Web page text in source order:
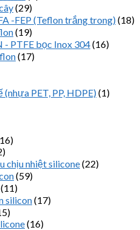
(29)
-FEP (Teflon trắng trong)(18)
(19)
- PTFE bọc Inox 304(16)
(17)
(nhựa PET, PP, HDPE)(1)
chịu nhiệt silicone(22)
(59)
(11)
silicon(17)
(16)